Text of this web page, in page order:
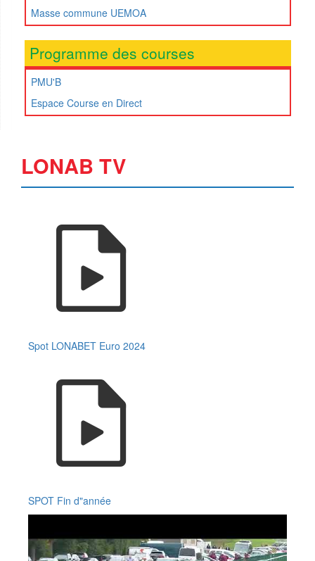
Masse commune UEMOA
Programme des courses
PMU'B
Espace Course en Direct
LONAB TV
Spot LONABET Euro 2024
SPOT Fin d"année